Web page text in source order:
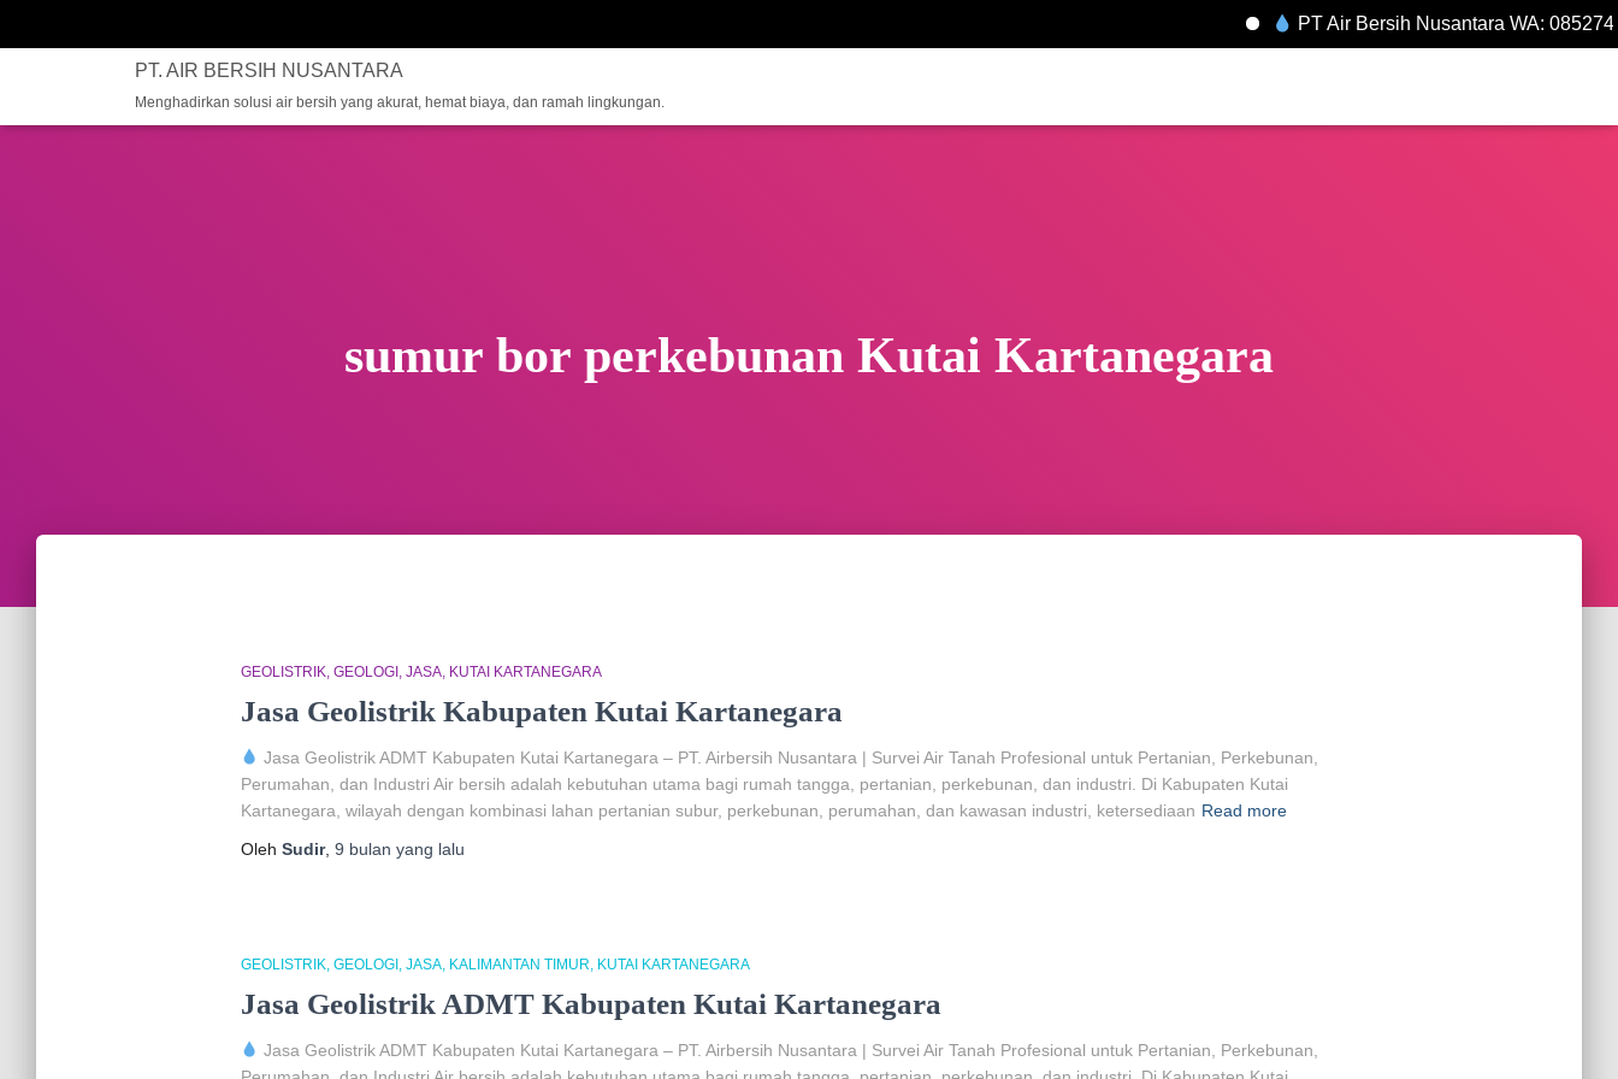
PT Air Bersih Nusantara WA:
PT. AIR BERSIH NUSANTARA
Menghadirkan solusi air bersih yang akurat, hemat biaya, dan ramah lingkungan.
sumur bor perkebunan Kutai Kartanegara
GEOLISTRIK GEOLOGI JASA KUTAI KARTANEGARA
Jasa Geolistrik Kabupaten Kutai Kartanegara
Jasa Geolistrik ADMT Kabupaten Kutai Kartanegara – PT. Airbersih Nusantara | Survei Air Tanah Profesional untuk Pertanian, Perkebunan,
Perumahan, dan Industri Air bersih adalah kebutuhan utama bagi rumah tangga, pertanian, perkebunan, dan industri. Di Kabupaten Kutai
Kartanegara, wilayah dengan kombinasi lahan pertanian subur, perkebunan, perumahan, dan kawasan industri, ketersediaan Read more
Oleh Sudir, 9 bulan yang lalu
GEOLISTRIK GEOLOGI JASA KALIMANTAN TIMUR KUTAI KARTANEGARA
Jasa Geolistrik ADMT Kabupaten Kutai Kartanegara
Jasa Geolistrik ADMT Kabupaten Kutai Kartanegara – PT. Airbersih Nusantara | Survei Air Tanah Profesional untuk Pertanian, Perkebunan,